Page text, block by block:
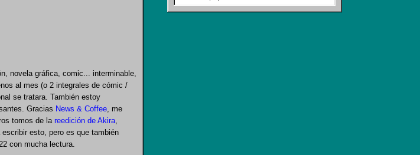
novela gráfica, comic... interminable,
al mes (o 2 integrales de cómic /
se tratara. También estoy
Gracias News & Coffee, me
tomos de lareedición de Akira,
esto, pero es que también
con mucha lectura.